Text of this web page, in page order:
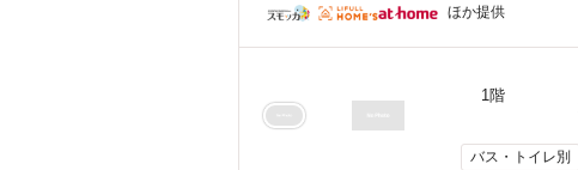
ほか提供
1階
バス・トイレ別